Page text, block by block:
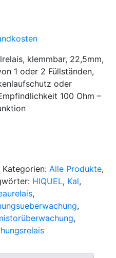
klemmbar, 22,5mm,
1 oder 2 Füllständen,
oder
100 Ohm –
Kategorien: Alle Produkte,
HIQUEL, Kal,
,
,
,